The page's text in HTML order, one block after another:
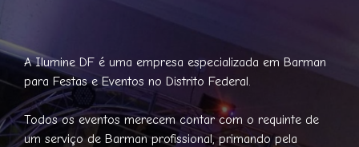
A Ilumine DF é uma empresa especializada em Barman
para Festas e Eventos no Distrito Federal.
Todos os eventos merecem contar com o requinte de
um serviço de Barman profissional, primando pela